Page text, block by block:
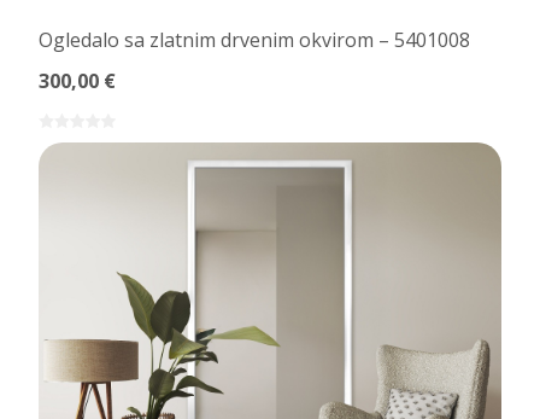
Ogledalo sa zlatnim drvenim okvirom – 5401008
300,00 €